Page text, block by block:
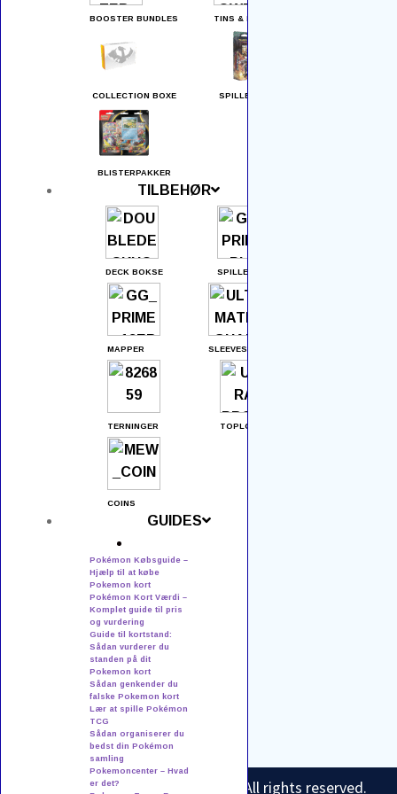
BOOSTER BUNDLES TINS & MINI TINS
COLLECTION BOXE SPILLE DECKS
BLISTERPAKKER
TILBEHØR
DECK BOKSE SPILLEMÅTTER
MAPPER SLEEVES (LOMMER)
TERNINGER TOPLOADERS
COINS
GUIDES
Pokémon Købsguide –
Hjælp til at købe
Pokemon kort
Pokémon Kort Værdi –
Komplet guide til pris
og vurdering
Guide til kortstand:
Sådan vurderer du
standen på dit
Pokemon kort
Sådan genkender du
falske Pokemon kort
Lær at spille Pokémon
TCG
Sådan organiserer du
bedst din Pokémon
samling
Pokemoncenter – Hvad
er det?
Kontakt os
Returnering
Produktkategorier
Blisterpakker
Booster Boxes
Booster Bundles
Collection Boxe
Elite Trainer Boxes
Tins & Mini Tins
Kontakt os
v./ Kenneth Nielsen
Bastrups Alle 38
8940 Randers SV
CVR: 3268 2707
+45 50560704
kontakt@pokemonportalen.dk
© 2026 Pokemonportalen.dk — All rights reserved.